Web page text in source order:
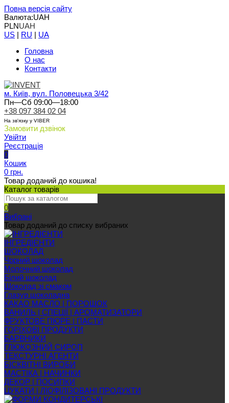
Повна версія сайту
Валюта:UAH
PLNUAH
US | RU | UA
Головна
О нас
Контакти
м. Київ, вул. Половецька 3/42
Пн—Сб 09:00—18:00
+38 097 384 02 04
На зв'язку у VIBER
Замовити дзвінок
Увійти
Реєстрація
0
Кошик
0 грн.
Товар доданий до кошика!
Каталог товарів
0
Вибрані
Товар доданий до списку вибраних
ІНГРЕДІЄНТИ
ШОКОЛАД
Чорний шоколад
Молочний шоколад
Білий шоколад
Шоколад зі смаком
Глазур шоколадна
КАКАО МАСЛО | ПОРОШОК
ВАНИЛЬ | СПЕЦІЇ | АРОМАТИЗАТОРИ
ФРУКТОВЕ ПЮРЕ | ПАСТИ
ГОРІХОВІ ПРОДУКТИ
БАРВНИКИ
ГЛЮКОЗНИЙ СИРОП
ТЕКСТУРНІ АГЕНТИ
БІСКВІТНІ ВИРОБИ
МАСТІКА | НАЧИНКИ
ДЕКОР | ПОСИПКИ
ЦУКАТИ | ЛІОФІЛІЗОВАНІ ПРОДУКТИ